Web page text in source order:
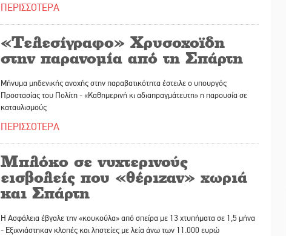
ΠΕΡΙΣΣΟΤΕΡΑ
«Τελεσίγραφο» Χρυσοχοϊδη
στην παρανομία από τη Σπάρτη
Μήνυμα μηδενικής ανοχής στην παραβατικότητα έστειλε ο υπουργός
Προστασίας του Πολίτη - «Καθημερινή κι αδιαπραγμάτευτη» η παρουσία σε
καταυλισμούς
ΠΕΡΙΣΣΟΤΕΡΑ
Μπλόκο σε νυχτερινούς
εισβολείς που «θέριζαν» χωριά
και Σπάρτη
H Ασφάλεια έβγαλε την «κουκούλα» από σπείρα με 13 χτυπήματα σε 1,5 μήνα
- Εξιχνιάστηκαν κλοπές και ληστείες με λεία άνω των 11.000 ευρώ